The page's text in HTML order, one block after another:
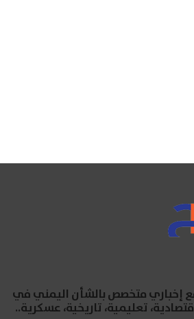
إخباري متخصص بالشأن اليمني في
تعليمية، تاريخية، عسكرية..